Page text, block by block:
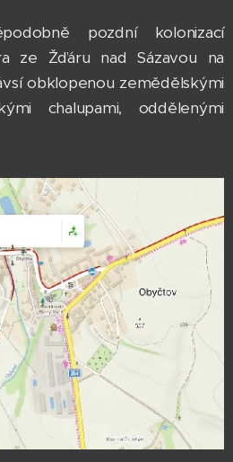
pozdní kolonizací
ze Žďáru nad Sázavou na
obklopenou zemědělskými
chalupami, oddělenými